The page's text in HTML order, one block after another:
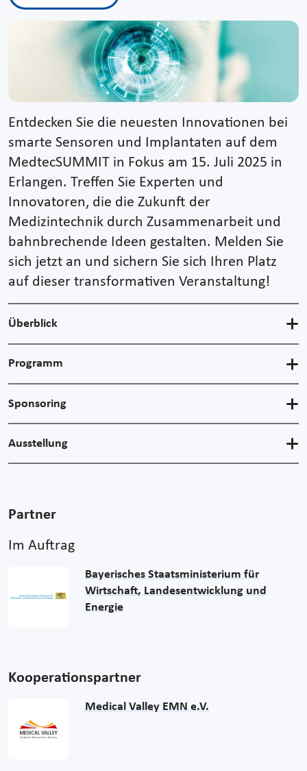
Entdecken Sie die neuesten Innovationen bei
smarte Sensoren und Implantaten auf dem
MedtecSUMMIT in Fokus am 15. Juli 2025 in
Erlangen. Treffen Sie Experten und
Innovatoren, die die Zukunft der
Medizintechnik durch Zusammenarbeit und
bahnbrechende Ideen gestalten. Melden Sie
sich jetzt an und sichern Sie sich Ihren Platz
auf dieser transformativen Veranstaltung!
Überblick
Programm
Sponsoring
Ausstellung
Partner
Im Auftrag
Bayerisches Staatsministerium für
Wirtschaft, Landesentwicklung und
Energie
Kooperationspartner
Medical Valley EMN e.V.